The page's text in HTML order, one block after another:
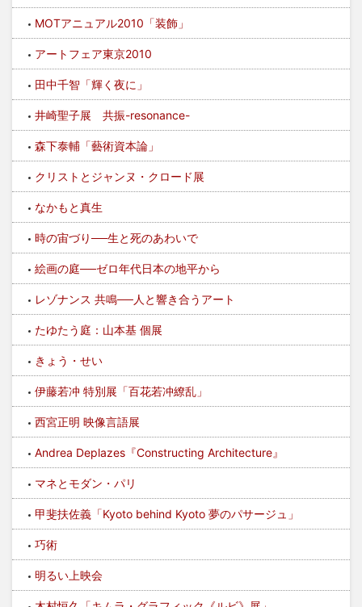
MOTアニュアル2010「装飾」
アートフェア東京2010
田中千智「輝く夜に」
井崎聖子展 共振-resonance-
森下泰輔「藝術資本論」
クリストとジャンヌ・クロード展
なかもと真生
時の宙づり──生と死のあわいで
絵画の庭──ゼロ年代日本の地平から
レゾナンス 共鳴──人と響き合うアート
たゆたう庭：山本基 個展
きょう・せい
伊藤若冲 特別展「百花若冲繚乱」
西宮正明 映像言語展
Andrea Deplazes『Constructing Architecture』
マネとモダン・パリ
甲斐扶佐義「Kyoto behind Kyoto 夢のパサージュ」
巧術
明るい上映会